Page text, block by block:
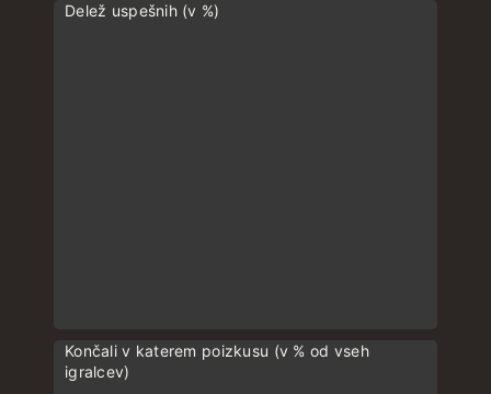
Delež uspešnih (v %)
Končali v katerem poizkusu (v % od vseh
igralcev)